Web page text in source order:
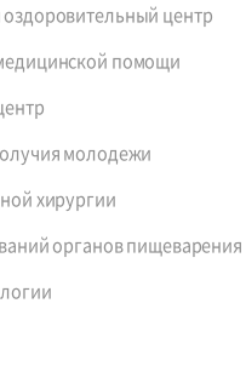
центр
помощи
молодежи
хирургии
органов пищеварения